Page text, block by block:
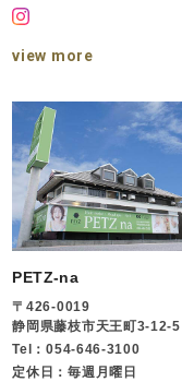
view more
PETZ-na
〒426-0019
静岡県藤枝市天王町3-12-5
Tel：054-646-3100
定休日：毎週月曜日